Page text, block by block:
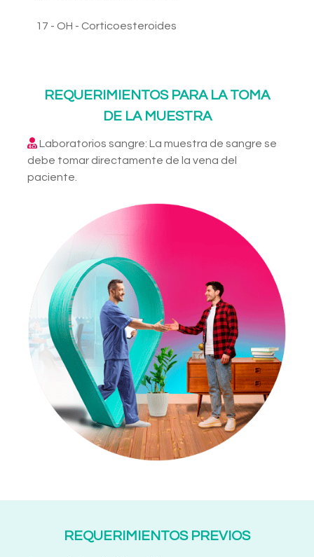
17 - OH - Corticoesteroides
REQUERIMIENTOS PARA LA TOMA
DE LA MUESTRA
Laboratorios sangre: La muestra de sangre se
debe tomar directamente de la vena del
paciente.
REQUERIMIENTOS PREVIOS